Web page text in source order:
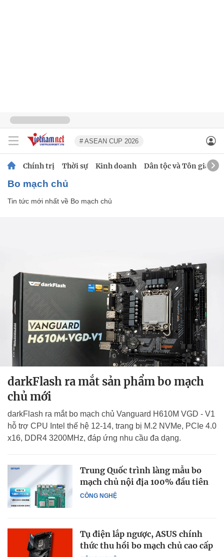
# ASEAN CUP 2026
Chính trị Thời sự Kinh doanh Dân tộc và Tôn giáo
Bo mạch chủ
Tin tức mới nhất về Bo mạch chủ
darkFlash ra mắt sản phẩm bo mạch
chủ mới
darkFlash ra mắt bo mạch chủ Vanguard H610M VGD - V1
hỗ trợ CPU Intel thế hệ 12-14, trang bị M.2 NVMe, PCIe 4.0
x16, DDR4 3200MHz, đáp ứng nhu cầu đa dạng.
CÔNG NGHỆ
Trung Quốc trình làng mẫu bo
mạch chủ nội địa 100% đầu tiên
Tụ điện lắp ngược, ASUS chính
thức thu hồi bo mạch chủ cao cấp